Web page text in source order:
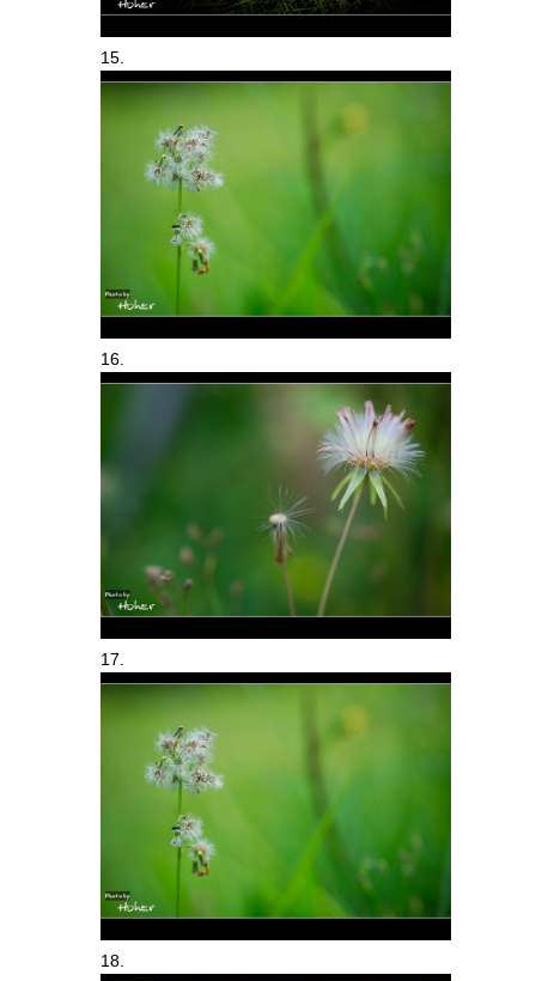
15.
16.
17.
18.